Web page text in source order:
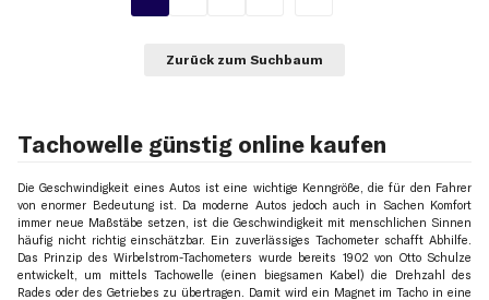
Zurück zum Suchbaum
Tachowelle günstig online kaufen
Die Geschwindigkeit eines Autos ist eine wichtige Kenngröße, die für den Fahrer
von enormer Bedeutung ist. Da moderne Autos jedoch auch in Sachen Komfort
immer neue Maßstäbe setzen, ist die Geschwindigkeit mit menschlichen Sinnen
häufig nicht richtig einschätzbar. Ein zuverlässiges Tachometer schafft Abhilfe.
Das Prinzip des Wirbelstrom-Tachometers wurde bereits 1902 von Otto Schulze
entwickelt, um mittels Tachowelle (einen biegsamen Kabel) die Drehzahl des
Rades oder des Getriebes zu übertragen. Damit wird ein Magnet im Tacho in eine